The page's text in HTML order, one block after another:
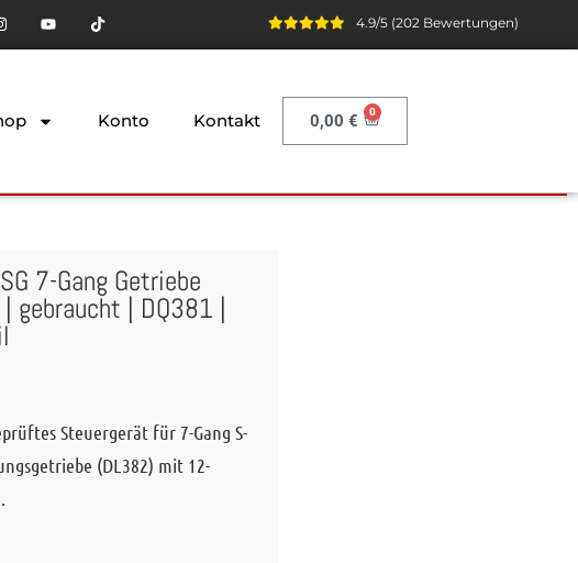
4.9/5 (202 Bewertungen)
Konto Kontakt 0,00€
7-Gang Getriebe
gebraucht | DQ381 |
Steuergerät für 7-Gang S-
(DL382) mit 12-